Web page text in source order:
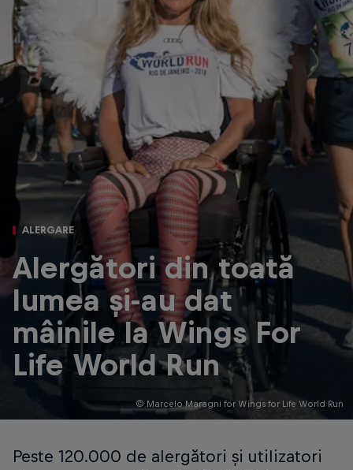
© Marcelo Maragni for Wings for Life World Run
ALERGARE
Alergători din toată
lumea și-au dat
mâinile la Wings For
Life World Run
Peste 120.000 de alergători și utilizatori